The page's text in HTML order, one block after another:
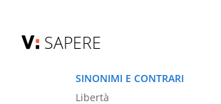
SAPERE
SINONIMI E CONTRARI
Libertà